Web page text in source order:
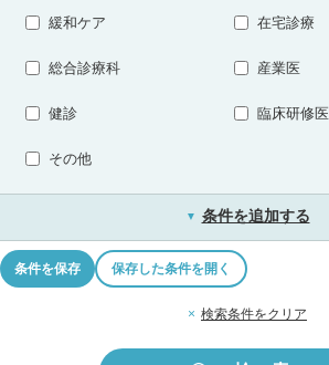
緩和ケア 在宅診療
総合診療科 産業医
健診 臨床研修医
その他
▼ 条件を追加する
条件を保存 保存した条件を開く
× 検索条件をクリア